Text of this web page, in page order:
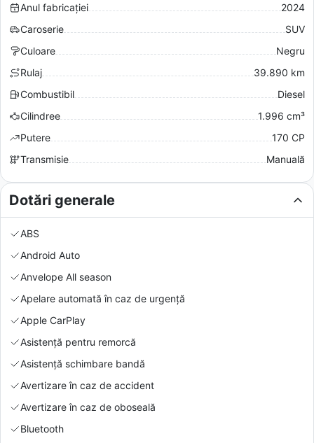
Anul fabricației
2024
Caroserie
SUV
Culoare
Negru
Rulaj
39.890 km
Combustibil
Diesel
Cilindree
1.996 cm³
Putere
170 CP
Transmisie
Manuală
Dotări generale
ABS
Android Auto
Anvelope All season
Apelare automată în caz de urgență
Apple CarPlay
Asistență pentru remorcă
Asistență schimbare bandă
Avertizare în caz de accident
Avertizare în caz de oboseală
Bluetooth